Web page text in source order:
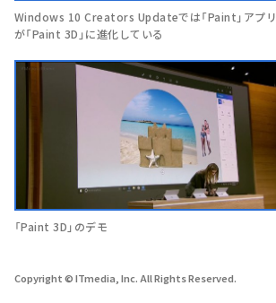
Windows 10 Creators Updateでは「Paint」アプリ
が「Paint 3D」に進化している
「Paint 3D」のデモ
Copyright © ITmedia, Inc. All Rights Reserved.